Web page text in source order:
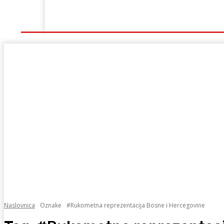
Naslovnica Oznake #Rukometna reprezentacija Bosne i Hercegovine